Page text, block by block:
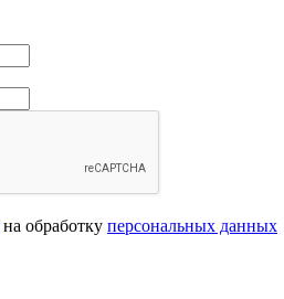
на обработку персональных данных